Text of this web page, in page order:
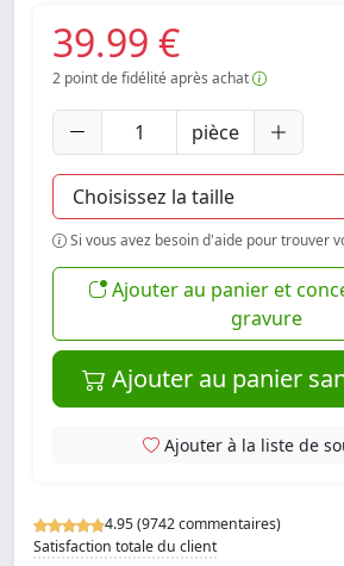
4.95 (9742 commentaires)
Satisfaction totale du client
39.99 €
2 point de fidélité après achat
pièce
Si vous avez besoin d'aide pour trouver
Ajouter au panier et
gravure
Ajouter au panier
Ajouter à la liste de